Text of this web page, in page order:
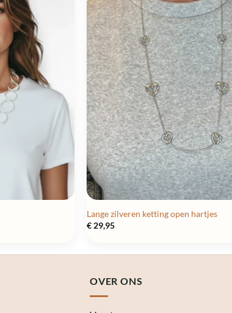
Lange zilveren ketting open hartjes
€29,95
OVER ONS